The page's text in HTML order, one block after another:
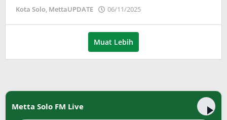
Kota Solo, MettaUPDATE 06/11/2025
Muat Lebih
Metta Solo FM Live